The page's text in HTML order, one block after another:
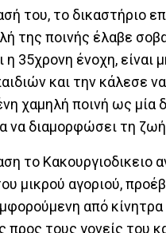
του, το δικαστήριο
της ποινής έλαβε
η 35χρονη ένοχη, είναι
και την κάλεσε
χαμηλή ποινή ως μία
να διαμορφώσει τη
το Κακουργιοδικειο
μικρού αγοριού,
από κίνητρα
προς τους γονείς του